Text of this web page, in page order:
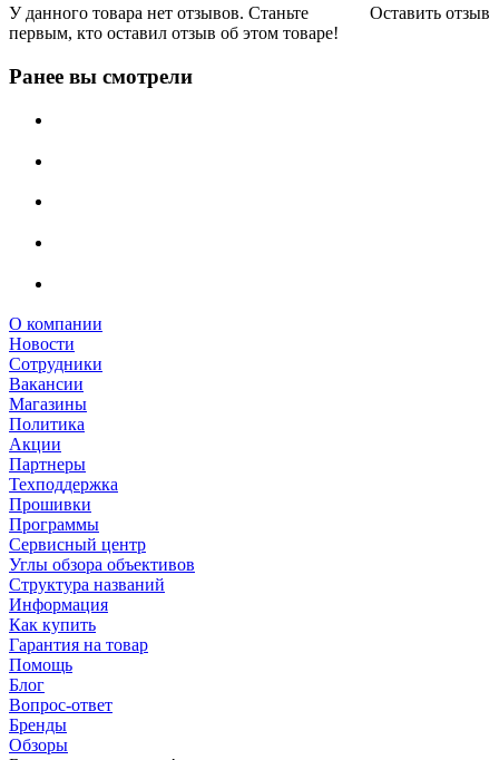
Оставить отзыв
У данного товара нет отзывов. Станьте
первым, кто оставил отзыв об этом товаре!
Ранее вы смотрели
О компании
Новости
Сотрудники
Вакансии
Магазины
Политика
Акции
Партнеры
Техподдержка
Прошивки
Программы
Сервисный центр
Углы обзора объективов
Структура названий
Информация
Как купить
Гарантия на товар
Помощь
Блог
Вопрос-ответ
Бренды
Обзоры